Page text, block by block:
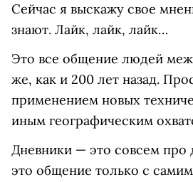
Сейчас я выскажу свое
знают. Лайк, лайк, лайк…
Это все общение людей
же, как и 200 лет назад.
применением новых
иным географическим
Дневники — это совсем про
это общение только с